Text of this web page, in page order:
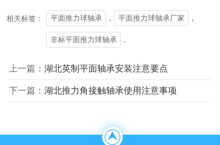
相关标签： 平面推力球轴承 , 平面推力球轴承厂家 ,
非标平面推力球轴承 ,
上一篇： 湖北英制平面轴承安装注意要点
下一篇： 湖北推力角接触轴承使用注意事项